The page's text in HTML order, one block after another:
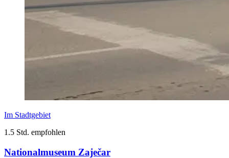
Im Stadtgebiet
1.5 Std. empfohlen
Nationalmuseum Zaječar